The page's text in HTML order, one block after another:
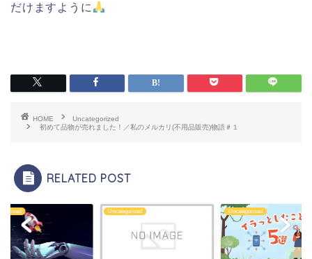
だけますように
HOME
Uncategorized
初めて品物が売れました！／私のメルカリ(不用品販売)物語＃１
RELATED POST
Uncategorized Uncategorized